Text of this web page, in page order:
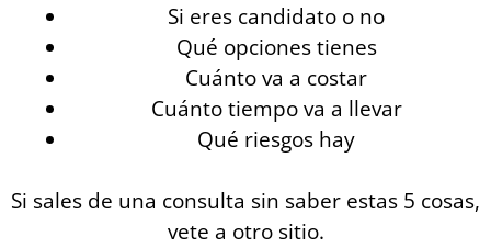
Si eres candidato o no
Qué opciones tienes
Cuánto va a costar
Cuánto tiempo va a llevar
Qué riesgos hay
Si sales de una consulta sin saber estas 5 cosas,
vete a otro sitio.